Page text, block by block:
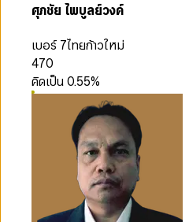
ศุภชัย ไพบูลย์วงค์
เบอร์ 7ไทยก้าวใหม่
470
คิดเป็น0.55%